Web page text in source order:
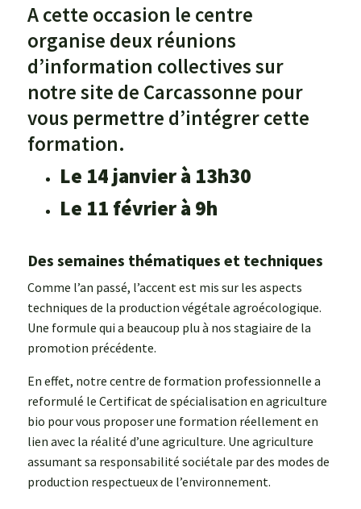
A cette occasion le centre
organise deux réunions
d’information collectives sur
notre site de Carcassonne pour
vous permettre d’intégrer cette
formation.
Le 14 janvier à 13h30
Le 11 février à 9h
Des semaines thématiques et techniques
Comme l’an passé, l’accent est mis sur les aspects
techniques de la production végétale agroécologique.
Une formule qui a beaucoup plu à nos stagiaire de la
promotion précédente.
En effet, notre centre de formation professionnelle a
reformulé le Certificat de spécialisation en agriculture
bio pour vous proposer une formation réellement en
lien avec la réalité d’une agriculture. Une agriculture
assumant sa responsabilité sociétale par des modes de
production respectueux de l’environnement.